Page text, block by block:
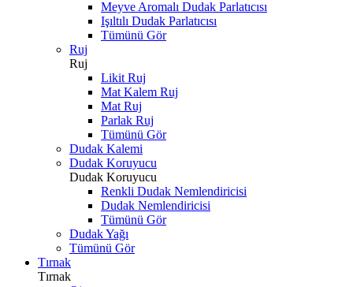
Meyve Aromalı Dudak Parlatıcısı
Işıltılı Dudak Parlatıcısı
Tümünü Gör
Ruj
Ruj
Likit Ruj
Mat Kalem Ruj
Mat Ruj
Parlak Ruj
Tümünü Gör
Dudak Kalemi
Dudak Koruyucu
Dudak Koruyucu
Renkli Dudak Nemlendiricisi
Dudak Nemlendiricisi
Tümünü Gör
Dudak Yağı
Tümünü Gör
Tırnak
Tırnak